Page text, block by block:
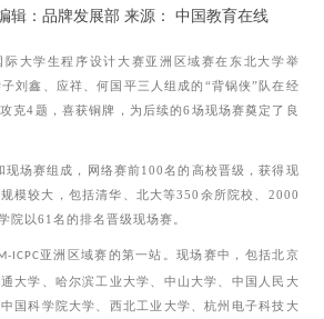
辑：品牌发展部 来源： 中国教育在线
际大学生程序设计大赛亚洲区域赛在东北大学举
子刘鑫、应祥、何国平三人组成的“背锅侠”队在经
克4题，喜获铜牌，为后续的6 场现场赛奠定了良
现场赛组成，网络赛前100名的高校晋级，获得现
模较大，包括清华、北大等350 余所院校、 2000
院以61名的排名晋级现场赛。
ICPC亚洲区域赛的第一站。现场赛中，包括北京
大学、哈尔滨工业大学、中山大学、中国人民大
国科学院大学、西北工业大学、杭州电子科技大